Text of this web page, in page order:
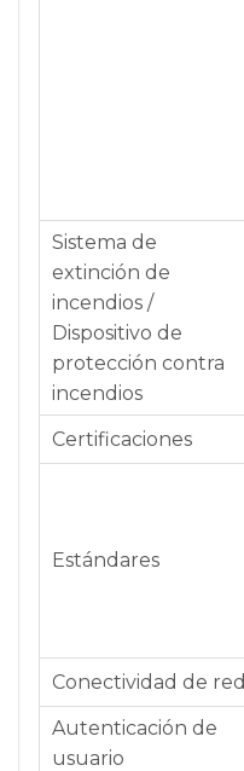
Sistema de
extinción de
incendios /
Dispositivo de
protección contra
incendios
Certificaciones
Estándares
Conectividad de red
Autenticación de
usuario